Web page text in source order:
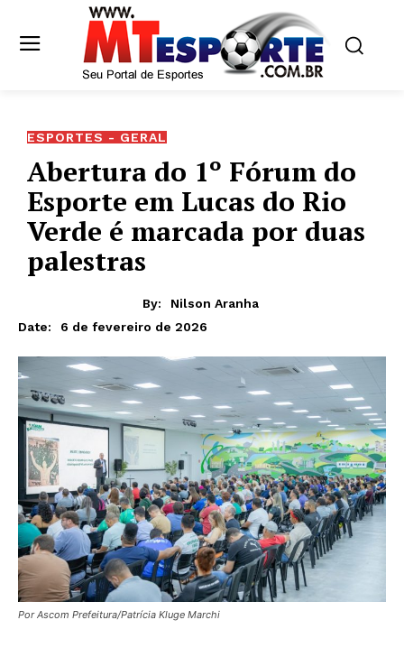
ESPORTES - GERAL
Abertura do 1º Fórum do
Esporte em Lucas do Rio
Verde é marcada por duas
palestras
By:
Nilson Aranha
Date:
6 de fevereiro de 2026
Por Ascom Prefeitura/Patrícia Kluge Marchi